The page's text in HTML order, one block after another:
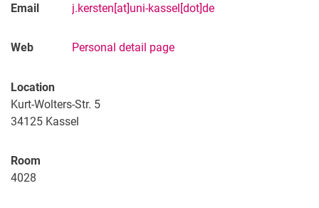
Email
j.kersten[at]uni-kassel[dot]de
Web Personal detail page
Location
Kurt-Wolters-Str. 5
34125 Kassel
Room
4028